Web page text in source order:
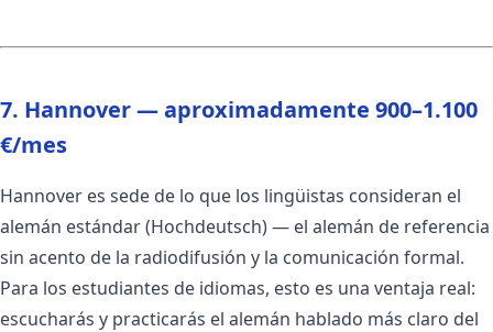
7. Hannover — aproximadamente 900–1.100
€/mes
Hannover es sede de lo que los lingüistas consideran el
alemán estándar (Hochdeutsch) — el alemán de referencia
sin acento de la radiodifusión y la comunicación formal.
Para los estudiantes de idiomas, esto es una ventaja real:
escucharás y practicarás el alemán hablado más claro del